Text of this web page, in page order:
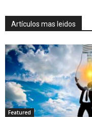
Artículos mas leidos
Featured